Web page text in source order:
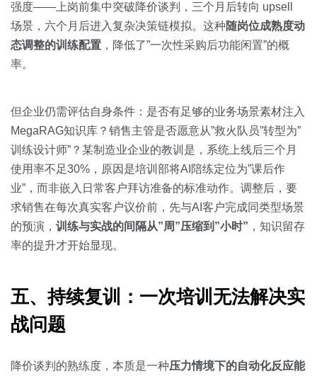
强度——上岗前集中突破降价谈判，三个月后转向 upsell
场景，六个月后进入复杂决策链模拟。这种随岗位成熟度动
态调整的训练配置 ，降低了”一次性采购后功能闲置”的概
率。
但企业仍需评估自身条件：是否有足够的业务场景素材注入
MegaRAG知识库？销售主管是否愿意从”救火队员”转型为”
训练设计师”？某制造业企业的教训是，系统上线后三个月
使用率不足30%，原因是培训部将AI陪练定位为”课后作
业”，而非嵌入日常客户拜访准备的标准动作。调整后，要
求销售在每次真实客户议价前，先与AI客户完成同类型场景
的预演， 训练与实战的间隔从”周”压缩到”小时” ，知识留存
率的提升才开始显现。
五、持续复训：一次培训无法解决实
战问题
降价谈判的熟练度，本质是一种压力情境下的自动化反应能